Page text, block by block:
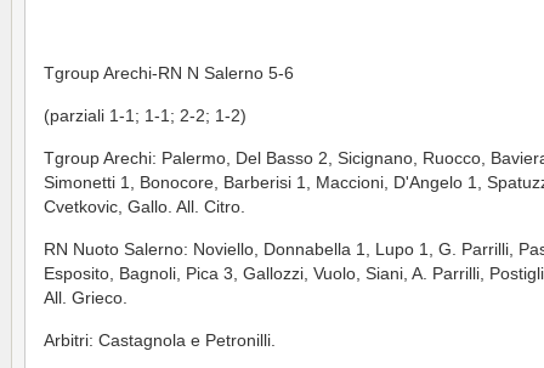
Tgroup Arechi-RN N Salerno 5-6
(parziali 1-1; 1-1; 2-2; 1-2)
Tgroup Arechi: Palermo, Del Basso 2, Sicignano, Ruocco,
Simonetti 1, Bonocore, Barberisi 1, Maccioni, D'Angelo 1,
Cvetkovic, Gallo. All. Citro.
RN Nuoto Salerno: Noviello, Donnabella 1, Lupo 1, G. Parrilli,
Esposito, Bagnoli, Pica 3, Gallozzi, Vuolo, Siani, A. Parrilli,
All. Grieco.
Arbitri: Castagnola e Petronilli.